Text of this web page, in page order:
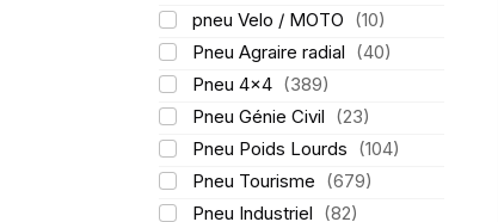
pneu Velo / MOTO (10)
Pneu Agraire radial (40)
Pneu 4x4 (389)
Pneu Génie Civil (23)
Pneu Poids Lourds (104)
Pneu Tourisme (679)
Pneu Industriel (82)